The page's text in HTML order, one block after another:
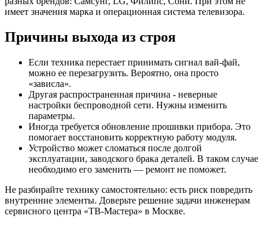
имеет значения марка и операционная система телевизора.
Причины выхода из строя
Если техника перестает принимать сигнал вай-фай,
можно ее перезагрузить. Вероятно, она просто
«зависла».
Другая распространенная причина - неверные
настройки беспроводной сети. Нужны изменить
параметры.
Иногда требуется обновление прошивки прибора. Это
помогает восстановить корректную работу модуля.
Устройство может сломаться после долгой
эксплуатации, заводского брака деталей. В таком случае
необходимо его заменить — ремонт не поможет.
Не разбирайте технику самостоятельно: есть риск повредить
внутренние элементы. Доверьте решение задачи инженерам
сервисного центра «ТВ-Мастера» в Москве.